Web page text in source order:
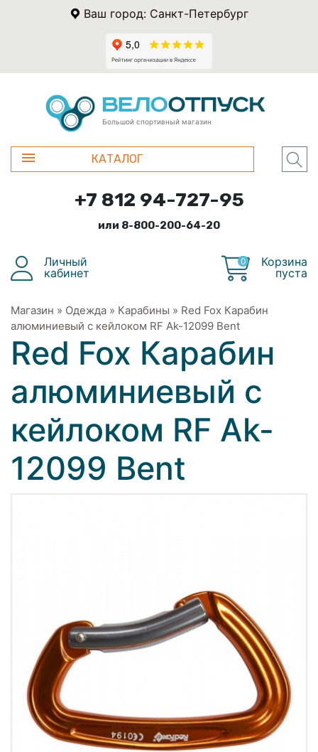
Ваш город: Санкт-Петербург
Большой спортивный магазин
КАТАЛОГ
+7 812 94-727-95
или 8-800-200-64-20
Личный
кабинет
0
Корзина
пуста
Магазин » Одежда » Карабины » Red Fox Карабин
алюминиевый с кейлоком RF Ak-12099 Bent
Red Fox Карабин
алюминиевый с
кейлоком RF Ak-
12099 Bent